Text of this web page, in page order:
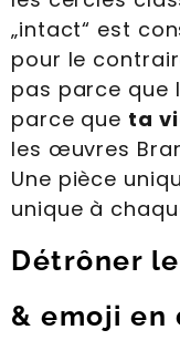
„intact“ est
pour le
pas parce que
parce que ta
les œuvres
Une pièce
unique à
Détrôner
& emoji en